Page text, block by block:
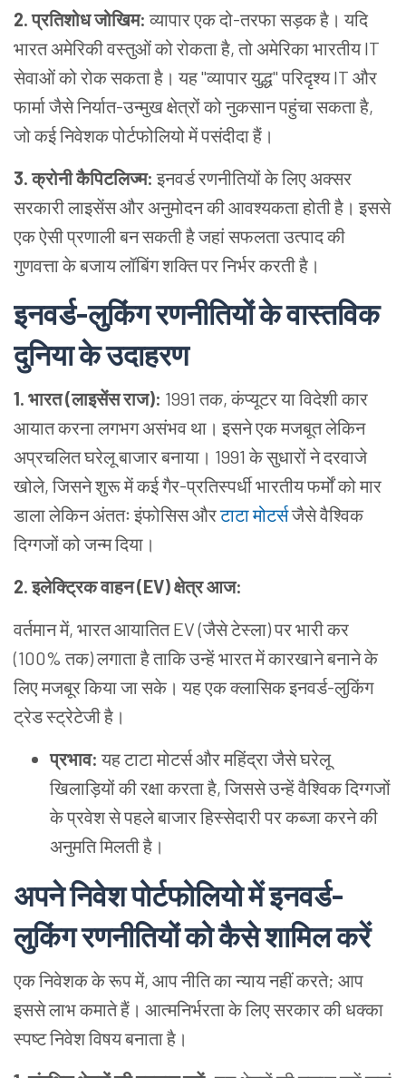
2. प्रतिशोध जोखिम:व्यापार एक दो-तरफा सड़क है। यदि
भारत अमेरिकी वस्तुओं को रोकता है, तो अमेरिका भारतीय IT
सेवाओं को रोक सकता है। यह "व्यापार युद्ध" परिदृश्य IT और
फार्मा जैसे निर्यात-उन्मुख क्षेत्रों को नुकसान पहुंचा सकता है,
जो कई निवेशक पोर्टफोलियो में पसंदीदा हैं।
3. क्रोनी कैपिटलिज्म:इनवर्ड रणनीतियों के लिए अक्सर
सरकारी लाइसेंस और अनुमोदन की आवश्यकता होती है। इससे
एक ऐसी प्रणाली बन सकती है जहां सफलता उत्पाद की
गुणवत्ता के बजाय लॉबिंग शक्ति पर निर्भर करती है।
इनवर्ड-लुकिंग रणनीतियों के वास्तविक
दुनिया के उदाहरण
1. भारत (लाइसेंस राज): 1991 तक, कंप्यूटर या विदेशी कार
आयात करना लगभग असंभव था। इसने एक मजबूत लेकिन
अप्रचलित घरेलू बाजार बनाया। 1991 के सुधारों ने दरवाजे
खोले, जिसने शुरू में कई गैर-प्रतिस्पर्धी भारतीय फर्मों को मार
डाला लेकिन अंततः इंफोसिस औरटाटा मोटर्सजैसे वैश्विक
दिग्गजों को जन्म दिया।
2. इलेक्ट्रिक वाहन (EV) क्षेत्र आज:
वर्तमान में, भारत आयातित EV (जैसे टेस्ला) पर भारी कर
(100% तक) लगाता है ताकि उन्हें भारत में कारखाने बनाने के
लिए मजबूर किया जा सके। यह एक क्लासिक इनवर्ड-लुकिंग
ट्रेड स्ट्रेटेजी है।
प्रभाव: यह टाटा मोटर्स और महिंद्रा जैसे घरेलू
खिलाड़ियों की रक्षा करता है, जिससे उन्हें वैश्विक दिग्गजों
के प्रवेश से पहले बाजार हिस्सेदारी पर कब्जा करने की
अनुमति मिलती है।
अपने निवेश पोर्टफोलियो में इनवर्ड-
लुकिंग रणनीतियों को कैसे शामिल करें
एक निवेशक के रूप में, आप नीति का न्याय नहीं करते; आप
इससे लाभ कमाते हैं। आत्मनिर्भरता के लिए सरकार की धक्का
स्पष्ट निवेश विषय बनाता है।